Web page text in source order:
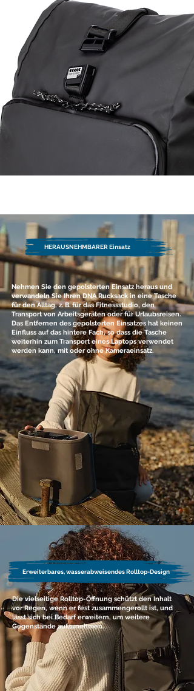
HERAUSNEHMBARER Einsatz
Nehmen Sie den gepolsterten Einsatz heraus und
verwandeln Sie Ihren DNA Rucksack in eine Tasche
für den Alltag, z. B. für das Fitnessstudio, den
Transport von Arbeitsgeräten oder für Urlaubsreisen.
Das Entfernen des gepolsterten Einsatzes hat keinen
Einfluss auf das hintere Fach, so dass die Tasche
weiterhin zum Transport eines Laptops verwendet
werden kann, mit oder ohne Kameraeinsatz.
Erweiterbares, wasserabweisendes Rolltop-Design
Die vielseitige Rolltop-Öffnung schützt den Inhalt
vor Regen, wenn er fest zusammengerollt ist, und
lässt sich bei Bedarf erweitern, um weitere
Gegenstände aufzunehmen.